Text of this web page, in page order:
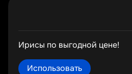
Ирисы по выгодной цене!
Использовать